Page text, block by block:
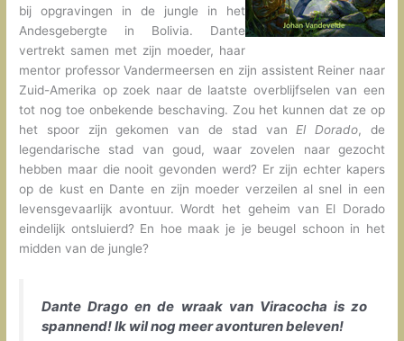
bij opgravingen in de jungle in het
Andesgebergte in Bolivia. Dante
vertrekt samen met zijn moeder, haar
mentor professor Vandermeersen en zijn assistent Reiner naar
Zuid-Amerika op zoek naar de laatste overblijfselen van een
tot nog toe onbekende beschaving. Zou het kunnen dat ze op
het spoor zijn gekomen van de stad van El Dorado, de
legendarische stad van goud, waar zovelen naar gezocht
hebben maar die nooit gevonden werd? Er zijn echter kapers
op de kust en Dante en zijn moeder verzeilen al snel in een
levensgevaarlijk avontuur. Wordt het geheim van El Dorado
eindelijk ontsluierd? En hoe maak je je beugel schoon in het
midden van de jungle?
Dante Drago en de wraak van Viracocha is zo
spannend! Ik wil nog meer avonturen beleven!